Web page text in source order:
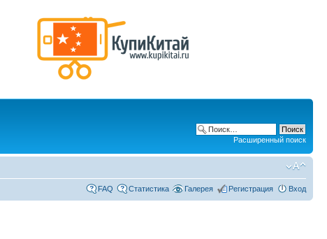
Расширенный поиск
FAQ Статистика Галерея Регистрация Вход